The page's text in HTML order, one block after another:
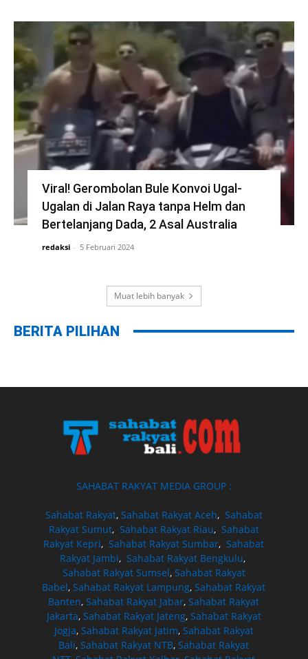
Viral! Gerombolan Bule Konvoi Ugal-
Ugalan di Jalan Raya tanpa Helm dan
Bertelanjang Dada, 2 Asal Australia
redaksi - 5 Februari 2024
Muat lebih banyak
BERITA PILIHAN
SAHABAT RAKYAT MEDIA GROUP :
Sahabat Rakyat, Sahabat Rakyat Aceh, Sahabat
Rakyat Sumut, Sahabat Rakyat Riau, Sahabat
Rakyat Kepri,Sahabat Rakyat Sumbar,Sahabat
Rakyat Jambi, Sahabat Rakyat Bengkulu,
Sahabat Rakyat Sumsel, Sahabat Rakyat
Babel,Sahabat Rakyat Lampung,Sahabat Rakyat
Banten,Sahabat Rakyat Jabar,Sahabat Rakyat
Jakarta, Sahabat Rakyat Jateng, Sahabat Rakyat
Jogja, Sahabat Rakyat Jatim, Sahabat Rakyat
Bali,Sahabat Rakyat NTB,Sahabat Rakyat